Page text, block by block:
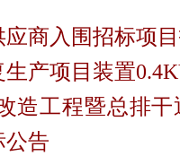
商入围招标项
产项目装置
造工程暨总排
公告